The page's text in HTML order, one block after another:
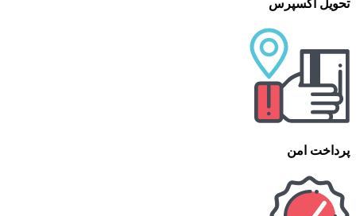
تحویل اکسپرس
پرداخت امن